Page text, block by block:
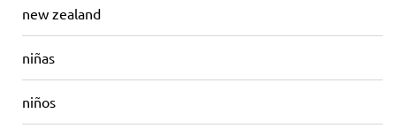
new zealand
niñas
niños